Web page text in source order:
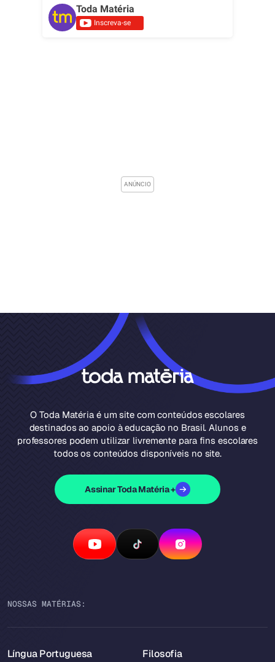
Toda Matéria
Inscreva-se
O Toda Matéria é um site com conteúdos escolares
destinados ao apoio à educação no Brasil. Alunos e
professores podem utilizar livremente para fins escolares
todos os conteúdos disponíveis no site.
Assinar Toda Matéria +
NOSSAS MATÉRIAS:
Língua Portuguesa Filosofia